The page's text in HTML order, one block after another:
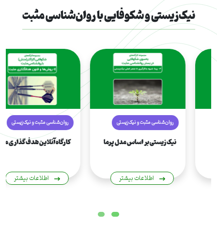
نیک‌زیستی و شکوفایی با روان‌شناسی مثبت
روان‌شناسی مثبت و نیک‌‌زیستی
ذهن بیدار (مقدماتی)
اطلاعات بیشتر
روان‌شناسی مثبت و نیک‌‌زیستی
نیک زیستی بر اساس مدل پرما
اطلاعات بیشتر